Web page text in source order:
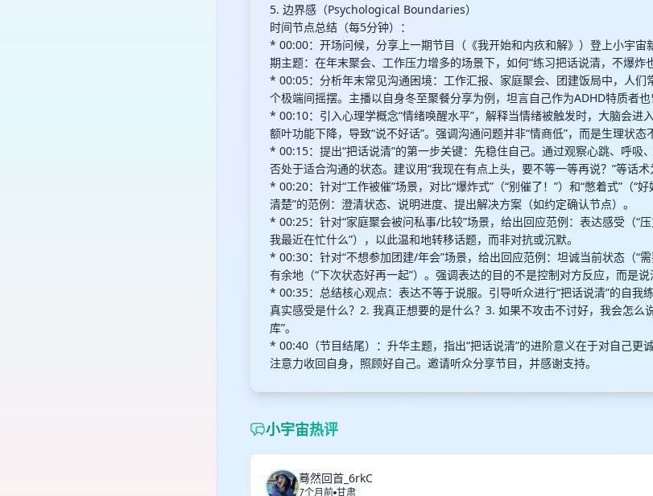
5. 边界感（Psychological Boundaries）
时间节点总结（每5分钟）：
* 00:00：开场问候，分享上一期节目（《我开始和内疚和解》）登上小宇宙
期主题：在年末聚会、工作压力增多的场景下，如何“练习把话说清，不爆炸也
* 00:05：分析年末常见沟通困境：工作汇报、家庭聚会、团建饭局中，人们
个极端间摇摆。主播以自身冬至聚餐分享为例，坦言自己作为ADHD特质者也
* 00:10：引入心理学概念“情绪唤醒水平”，解释当情绪被触发时，大脑会进
额叶功能下降，导致“说不好话”。强调沟通问题并非“情商低”，而是生理状态
* 00:15：提出“把话说清”的第一步关键：先稳住自己。通过观察心跳、呼吸
否处于适合沟通的状态。建议用“我现在有点上头，要不等一等再说？”等话术
* 00:20：针对“工作被催”场景，对比“爆炸式”（“别催了！”）和“憋着式”（“
清楚”的范例：澄清状态、说明进度、提出解决方案（如约定确认节点）。
* 00:25：针对“家庭聚会被问私事/比较”场景，给出回应范例：表达感受（“
我最近在忙什么”），以此温和地转移话题，而非对抗或沉默。
* 00:30：针对“不想参加团建/年会”场景，给出回应范例：坦诚当前状态（“
有余地（“下次状态好再一起”）。强调表达的目的不是控制对方反应，而是说
* 00:35：总结核心观点：表达不等于说服。引导听众进行“把话说清”的自我
真实感受是什么？2. 我真正想要的是什么？3. 如果不攻击不讨好，我会怎么
库”。
* 00:40（节目结尾）：升华主题，指出“把话说清”的进阶意义在于对自己更
注意力收回自身，照顾好自己。邀请听众分享节目，并感谢支持。
小宇宙热评
蓦然回首_6rkC
7个月前 甘肃